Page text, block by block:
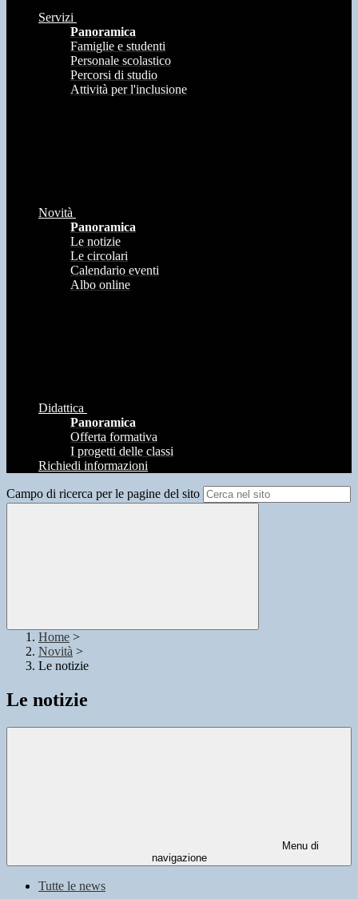
Servizi
Panoramica
Famiglie e studenti
Personale scolastico
Percorsi di studio
Attività per l'inclusione
Novità
Panoramica
Le notizie
Le circolari
Calendario eventi
Albo online
Didattica
Panoramica
Offerta formativa
I progetti delle classi
Richiedi informazioni
Campo di ricerca per le pagine del sito
Home >
Novità >
Le notizie
Le notizie
Menu di
navigazione
Tutte le news